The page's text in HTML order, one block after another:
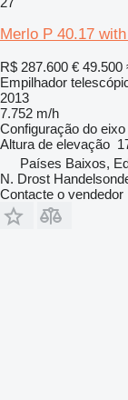
Merlo P 40.17
R$ 287.600 € 49.500
Empilhador
2013
7.752 m/h
Configuração do eixo
Altura de elevação
Países Baixos,
N. Drost
Contacte o vendedor